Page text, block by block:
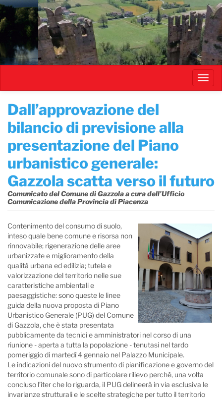
Salta
al
contenuto
principale
Dall’approvazione del
bilancio di previsione alla
presentazione del Piano
urbanistico generale:
Gazzola scatta verso il futuro
Comunicato del Comune di Gazzola a cura dell'Ufficio
Comunicazione della Provincia di Piacenza
Contenimento del consumo di suolo,
inteso quale bene comune e risorsa non
rinnovabile; rigenerazione delle aree
urbanizzate e miglioramento della
qualità urbana ed edilizia; tutela e
valorizzazione del territorio nelle sue
caratteristiche ambientali e
paesaggistiche: sono queste le linee
guida della nuova proposta di Piano
Urbanistico Generale (PUG) del Comune
di Gazzola, che è stata presentata
pubblicamente da tecnici e amministratori nel corso di una
riunione - aperta a tutta la popolazione - tenutasi nel tardo
pomeriggio di martedì 4 gennaio nel Palazzo Municipale.
Le indicazioni del nuovo strumento di pianificazione e governo del
territorio comunale sono di particolare rilievo perchè, una volta
concluso l’iter che lo riguarda, il PUG delineerà in via esclusiva le
invarianze strutturali e le scelte strategiche per tutto il territorio